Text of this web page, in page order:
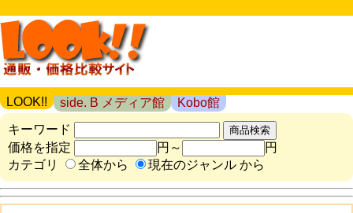
LOOK!! side. B メディア館
Kobo館
キーワード
価格を指定
円～
円
カテゴリ
全体から 現在のジャンル から